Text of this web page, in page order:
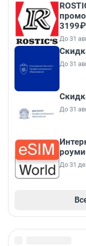
До 31
До 31
До 31
До 31